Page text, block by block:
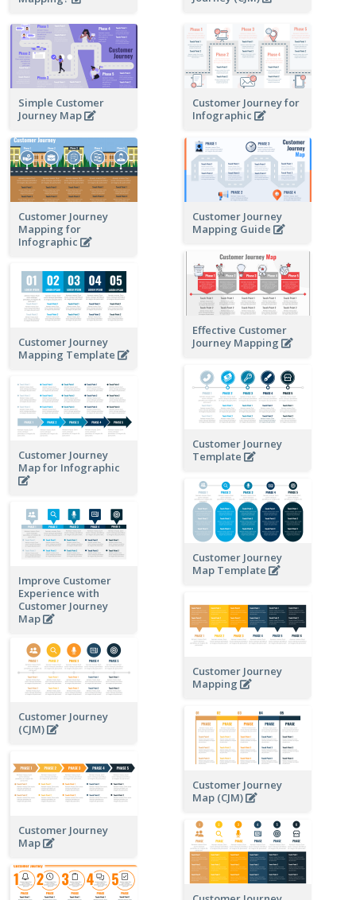
Simple Customer
Journey Map
Customer Journey for
Infographic
Customer Journey
Mapping for
Infographic
Customer Journey
Mapping Guide
Effective Customer
Journey Mapping
Customer Journey
Mapping Template
Customer Journey
Template
Customer Journey
Map for Infographic
Customer Journey
Map Template
Improve Customer
Experience with
Customer Journey
Map
Customer Journey
Mapping
Customer Journey
(CJM)
Customer Journey
Map (CJM)
Customer Journey
Map